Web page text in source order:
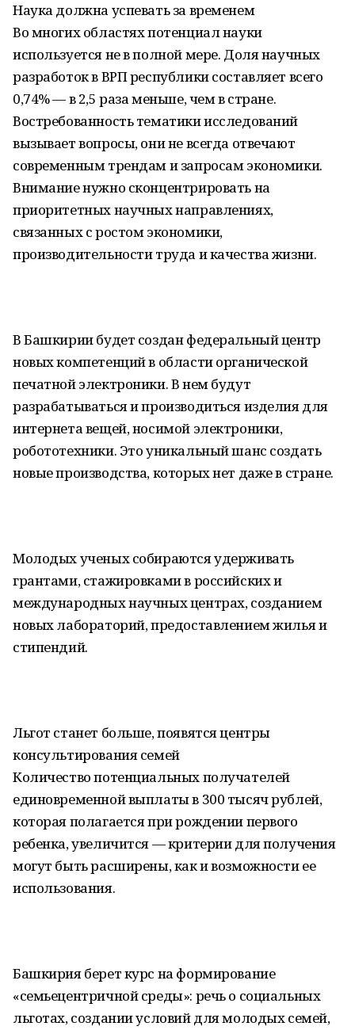
Наука должна успевать за временем
Во многих областях потенциал науки
используется не в полной мере. Доля научных
разработок в ВРП республики составляет всего
0,74% — в 2,5 раза меньше, чем в стране.
Востребованность тематики исследований
вызывает вопросы, они не всегда отвечают
современным трендам и запросам экономики.
Внимание нужно сконцентрировать на
приоритетных научных направлениях,
связанных с ростом экономики,
производительности труда и качества жизни.
В Башкирии будет создан федеральный центр
новых компетенций в области органической
печатной электроники. В нем будут
разрабатываться и производиться изделия для
интернета вещей, носимой электроники,
робототехники. Это уникальный шанс создать
новые производства, которых нет даже в стране.
Молодых ученых собираются удерживать
грантами, стажировками в российских и
международных научных центрах, созданием
новых лабораторий, предоставлением жилья и
стипендий.
Льгот станет больше, появятся центры
консультирования семей
Количество потенциальных получателей
единовременной выплаты в 300 тысяч рублей,
которая полагается при рождении первого
ребенка, увеличится — критерии для получения
могут быть расширены, как и возможности ее
использования.
Башкирия берет курс на формирование
«семьецентричной среды»: речь о социальных
льготах, создании условий для молодых семей,